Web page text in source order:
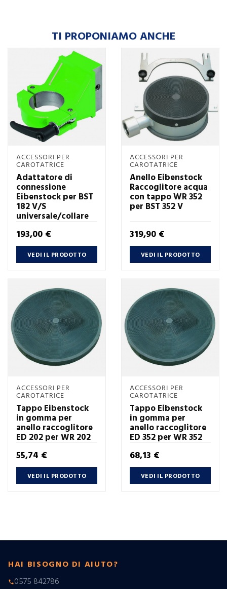
TI PROPONIAMO ANCHE
ACCESSORI PER
CAROTATRICE
Adattatore di
connessione
Eibenstock per BST
182 V/S
universale/collare
Prezzo
193,00 €
VEDI IL PRODOTTO
ACCESSORI PER
CAROTATRICE
Anello Eibenstock
Raccoglitore acqua
con tappo WR 352
per BST 352 V
Prezzo
319,90 €
VEDI IL PRODOTTO
ACCESSORI PER
CAROTATRICE
Tappo Eibenstock
in gomma per
anello raccoglitore
ED 202 per WR 202
Prezzo
55,74 €
VEDI IL PRODOTTO
ACCESSORI PER
CAROTATRICE
Tappo Eibenstock
in gomma per
anello raccoglitore
ED 352 per WR 352
Prezzo
68,13 €
VEDI IL PRODOTTO
HAI BISOGNO DI AIUTO?
phone0575 842786